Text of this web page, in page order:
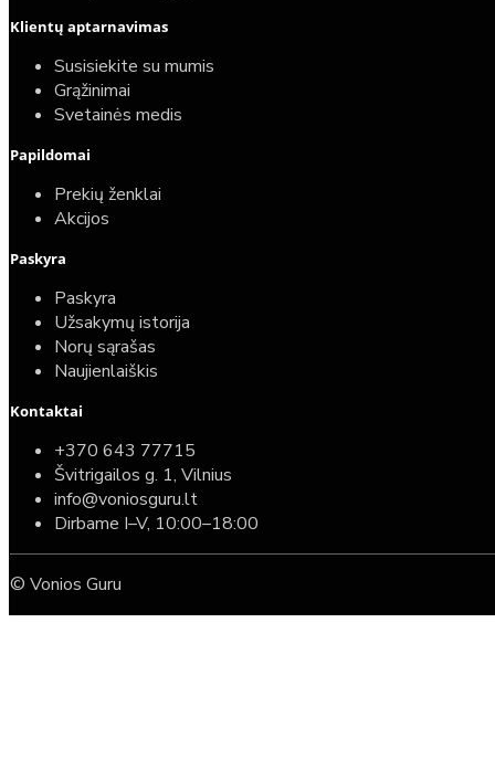
Komplektas: Tece potinkinis WC rėmas su baltu
lėtaeigiu dangčiu
587,00€
389,00€
Klientų aptarnavimas
Susisiekite su mumis
Grąžinimai
Svetainės medis
Papildomai
Prekių ženklai
Akcijos
Paskyra
Paskyra
Užsakymų istorija
Norų sąrašas
Naujienlaiškis
Kontaktai
+370 643 77715
Švitrigailos g. 1, Vilnius
info@voniosguru.lt
Dirbame I–V, 10:00–18:00
© Vonios Guru